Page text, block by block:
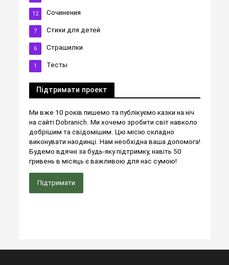
Сочинения
12
Стихи для детей
7
Страшилки
6
Тесты
1
Підтримати проект
Ми вже 10 років пишемо та публікуємо казки на ніч
на сайті Dobranich. Ми хочемо зробити світ навколо
добрішим та свідомішим. Цю місію складно
виконувати наодинці. Нам необхідна ваша допомога!
Будемо вдячні за будь-яку підтримку, навіть 50
гривень в місяць є важливою для нас сумою!
Підтримати